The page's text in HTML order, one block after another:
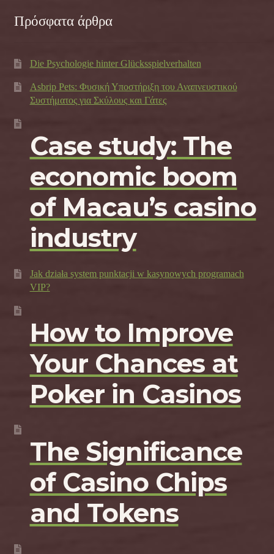
Πρόσφατα άρθρα
Die Psychologie hinter Glücksspielverhalten
Asbrip Pets: Φυσική Υποστήριξη του Αναπνευστικού
Συστήματος για Σκύλους και Γάτες
Case study: The
economic boom
of Macau’s casino
industry
Jak działa system punktacji w kasynowych programach
VIP?
How to Improve
Your Chances at
Poker in Casinos
The Significance
of Casino Chips
and Tokens